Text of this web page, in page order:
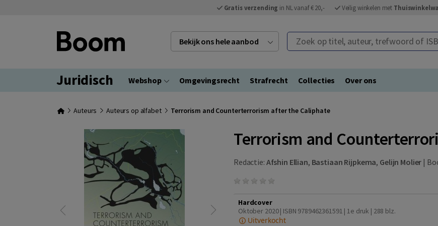
Gratis verzending in NL vanaf € 20,- Veilig winkelen met
Bekijk ons hele aanbod Zoek op titel, auteur, trefwoord of ISBN
Juridisch Webshop Omgevingsrecht Strafrecht Collecties Over ons
Auteurs Auteurs op alfabet Terrorism and Counterterrorism after the Caliphate
Terrorism and
Redactie: Afshin Ellian, Bastiaan Rijpkema, Gelijn Molier |
Hardcover
Oktober 2020 | ISBN 9789462361591 | 1e druk | 288 blz.
Uitverkocht